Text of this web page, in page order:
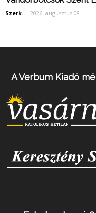
Szerk. - 2026. augusztus 08.
A Verbum Kiadó